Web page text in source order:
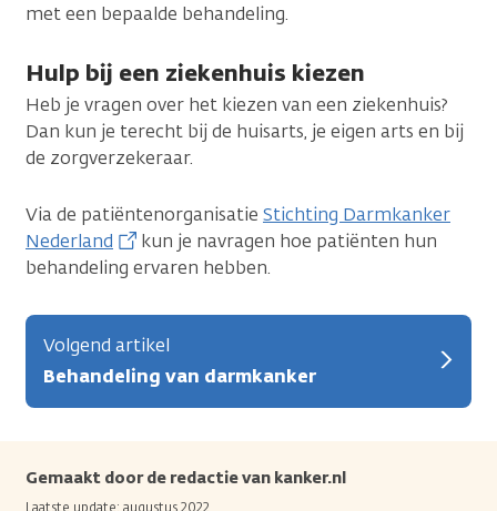
met een bepaalde behandeling.
Hulp bij een ziekenhuis kiezen
Heb je vragen over het kiezen van een ziekenhuis?
Dan kun je terecht bij de huisarts, je eigen arts en bij
de zorgverzekeraar.
Via de patiëntenorganisatie Stichting Darmkanker
Nederland
kun je navragen hoe patiënten hun
behandeling ervaren hebben.
Volgend artikel
Behandeling van darmkanker
Gemaakt door de redactie van kanker.nl
Laatste update: augustus 2022